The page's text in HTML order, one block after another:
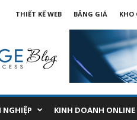
THIẾT KẾ WEB BẢNG GIÁ KHO
NGHIỆP KINH DOANH ONLINE